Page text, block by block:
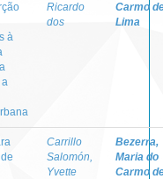
à
Ricardo
dos
Carmo
Lima
Carrillo
Salomón,
Yvette
Bezerra,
Maria do
Carmo